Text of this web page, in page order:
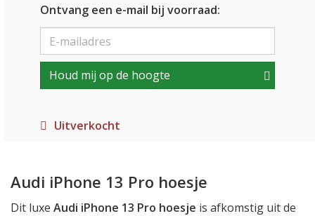
Ontvang een e-mail bij voorraad:
Houd mij op de hoogte
Uitverkocht
Audi iPhone 13 Pro hoesje
Dit luxe Audi iPhone 13 Pro hoesje is afkomstig uit de